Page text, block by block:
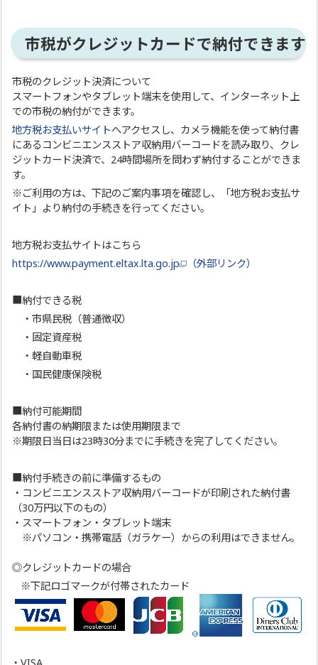
市税がクレジットカードで納付できます
市税のクレジット決済について
スマートフォンやタブレット端末を使用して、インターネット上
での市税の納付ができます。
地方税お支払いサイトへアクセスし、カメラ機能を使って納付書
にあるコンビニエンスストア収納用バーコードを読み取り、クレ
ジットカード決済で、24時間場所を問わず納付することができま
す。
※ご利用の方は、下記のご案内事項を確認し、「地方税お支払サ
イト」より納付の手続きを行ってください。
地方税お支払サイトはこちら
https://www.payment.eltax.lta.go.jp
（外部リンク）
■納付できる税
・市県民税（普通徴収）
・固定資産税
・軽自動車税
・国民健康保険税
■納付可能期間
各納付書の納期限または使用期限まで
※期限日当日は23時30分までに手続きを完了してください。
■納付手続きの前に準備するもの
・コンビニエンスストア収納用バーコードが印刷された納付書
（30万円以下のもの）
・スマートフォン・タブレット端末
※パソコン・携帯電話（ガラケー）からの利用はできません。
◎クレジットカードの場合
※下記ロゴマークが付帯されたカード